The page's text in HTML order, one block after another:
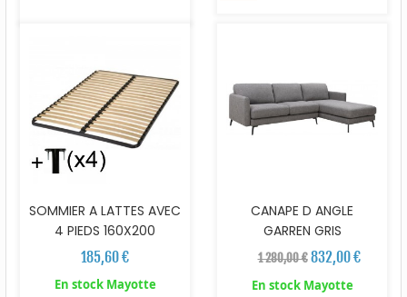
SOMMIER A LATTES AVEC
4 PIEDS 160X200
185,60 €
En stock Mayotte
CANAPE D ANGLE
GARREN GRIS
1 280,00 € 832,00 €
En stock Mayotte